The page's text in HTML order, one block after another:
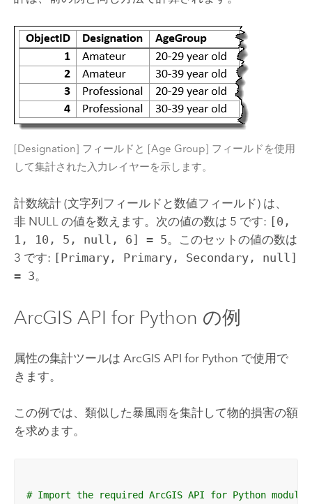
[Designation] フィールドと [Age Group] フィールドを使用
して集計された入力レイヤーを示します。
計数統計 (文字列フィールドと数値フィールド) は、
非 NULL の値を数えます。次の値の数は 5 です: [0,
1, 10, 5, null, 6] = 5。このセットの値の数は
3 です: [Primary, Primary, Secondary, null]
= 3。
ArcGIS API for Python の例
属性の集計ツールは ArcGIS API for Python で使用で
きます。
この例では、類似した暴風雨を集計して物的損害の額
を求めます。
# Import the required ArcGIS API for Python modules